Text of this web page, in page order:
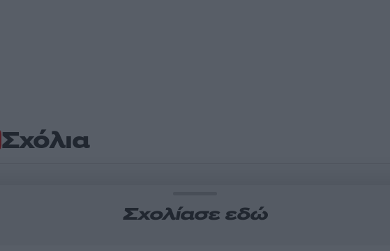
Σχόλια
Σχολίασε εδώ